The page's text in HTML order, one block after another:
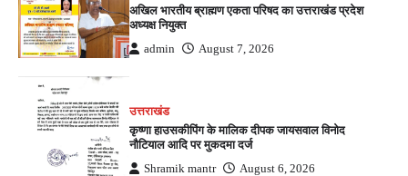
अखिल भारतीय ब्राह्मण एकता परिषद का उत्तराखंड प्रदेश
अध्यक्ष नियुक्त
admin August 7, 2026
उत्तराखंड
कृष्णा हाउसकीपिंग के मालिक दीपक जायसवाल विनोद
नौटियाल आदि पर मुकदमा दर्ज
Shramik mantr August 6, 2026